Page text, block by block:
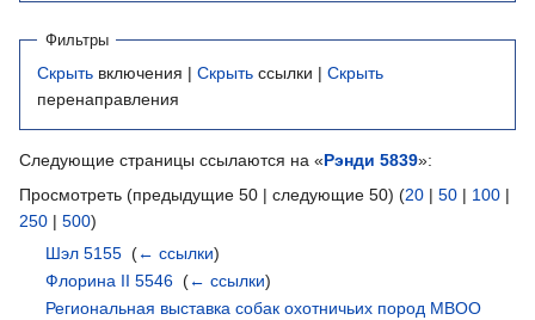
Фильтры
Скрыть включения | Скрыть ссылки | Скрыть
перенаправления
Следующие страницы ссылаются на «Рэнди 5839»:
Просмотреть (предыдущие 50 | следующие 50) (20 | 50 | 100 |
250 | 500)
Шэл 5155 ‎(← ссылки)
Флорина II 5546 ‎(← ссылки)
Региональная выставка собак охотничьих пород МВОО